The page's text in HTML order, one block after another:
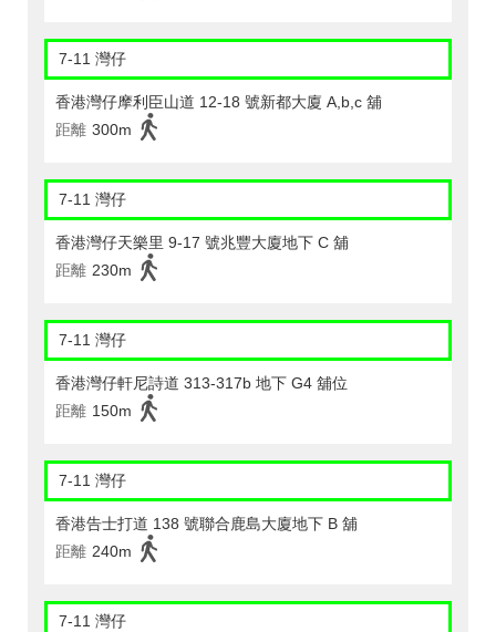
7-11 灣仔
香港灣仔摩利臣山道 12-18 號新都大廈 A,b,c 舖
距離 300m
7-11 灣仔
香港灣仔天樂里 9-17 號兆豐大廈地下 C 舖
距離 230m
7-11 灣仔
香港灣仔軒尼詩道 313-317b 地下 G4 舖位
距離 150m
7-11 灣仔
香港告士打道 138 號聯合鹿島大廈地下 B 舖
距離 240m
7-11 灣仔